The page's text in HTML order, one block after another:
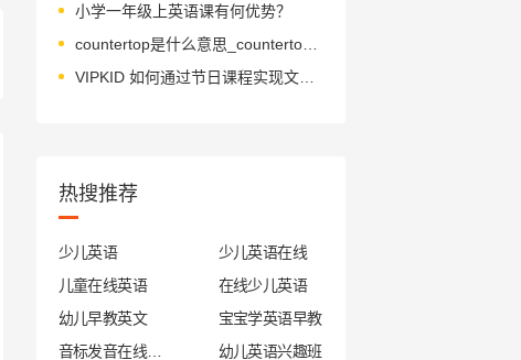
小学一年级上英语课有何优势？
countertop是什么意思_countertop怎么读_音标ˈkaʊntətɒp
VIPKID 如何通过节日课程实现文化浸润？
热搜推荐
少儿英语
少儿英语在线
儿童在线英语
在线少儿英语
幼儿早教英文
宝宝学英语早教
幼儿英语兴趣班